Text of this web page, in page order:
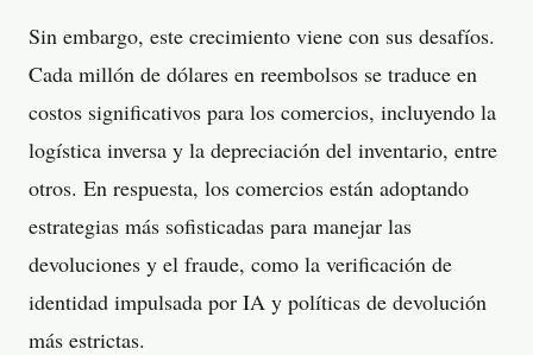
Sin embargo, este crecimiento viene con sus desafíos.
Cada millón de dólares en reembolsos se traduce en
costos significativos para los comercios, incluyendo la
logística inversa y la depreciación del inventario, entre
otros. En respuesta, los comercios están adoptando
estrategias más sofisticadas para manejar las
devoluciones y el fraude, como la verificación de
identidad impulsada por IA y políticas de devolución
más estrictas.